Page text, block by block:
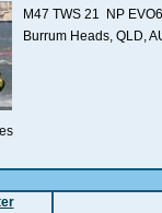
M47 TWS 21 NP
Burrum Heads, QLD,